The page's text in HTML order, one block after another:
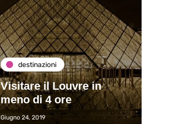
destinazioni
Visitare il Louvre in
meno di 4 ore
Giugno 24, 2019